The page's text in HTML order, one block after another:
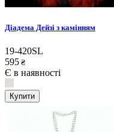
Діадема Дейзі з камінням
19-420SL
595 ₴
Є в наявності
Купити